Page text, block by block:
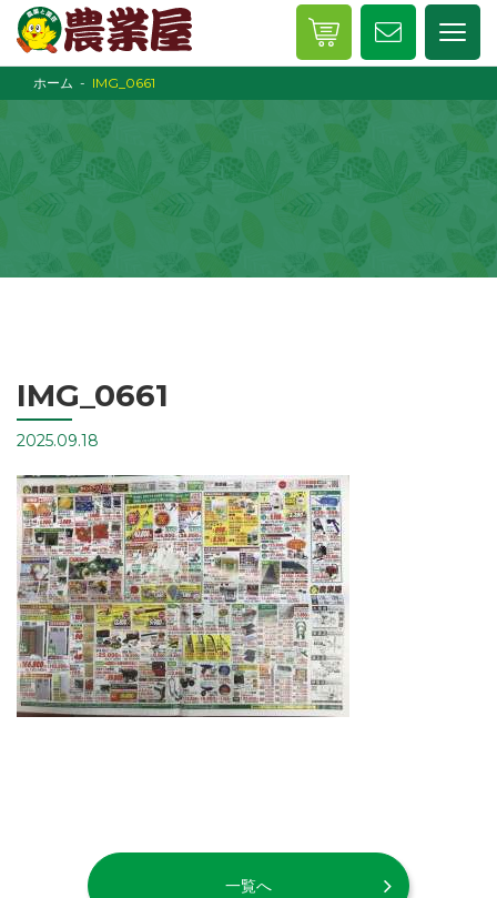
ホーム IMG_0661
IMG_0661
2025.09.18
一覧へ